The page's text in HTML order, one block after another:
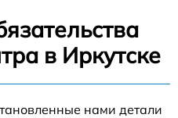
в Иркутске
нами детали